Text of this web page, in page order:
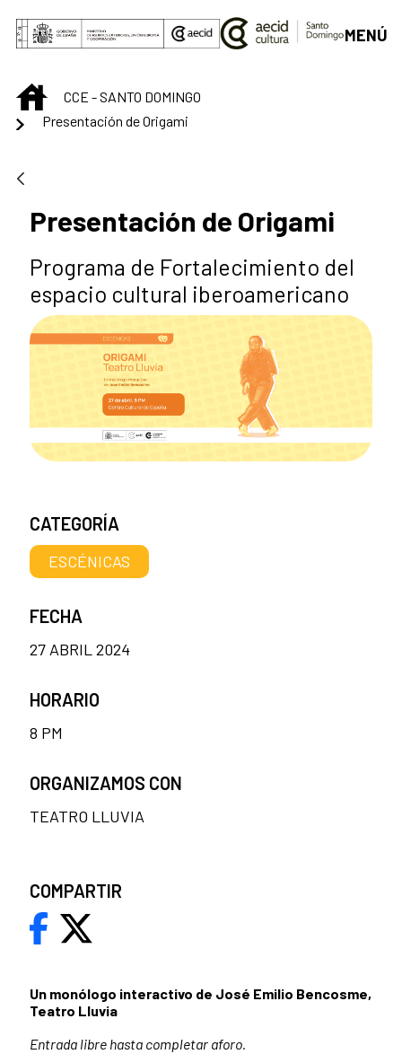
Saltar al contenido principal
MENÚ
INICIOCCE - SANTO DOMINGO
Presentación de Origami
Presentación de Origami
Programa de Fortalecimiento del
espacio cultural iberoamericano
Un monólogo interactivo de José Emilio Bencosme,
Teatro Lluvia
Entrada libre hasta completar aforo.
CATEGORÍA
ESCÉNICAS
FECHA
27 ABRIL 2024
HORARIO
8 PM
ORGANIZAMOS CON
TEATRO LLUVIA
COMPARTIR